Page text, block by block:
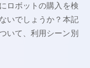
ロボットの購入を検
いでしょうか？本記
いて、利用シーン別